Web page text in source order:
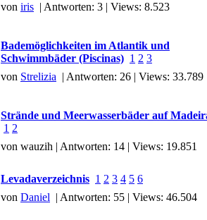
von iris | Antworten: 3 | Views: 8.523
Bademöglichkeiten im Atlantik und
Schwimmbäder (Piscinas) 1 2 3
von Strelizia | Antworten: 26 | Views: 33.789
Strände und Meerwasserbäder auf
1 2
von wauzih | Antworten: 14 | Views: 19.851
Levadaverzeichnis 1 2 3 4 5 6
von Daniel | Antworten: 55 | Views: 46.504